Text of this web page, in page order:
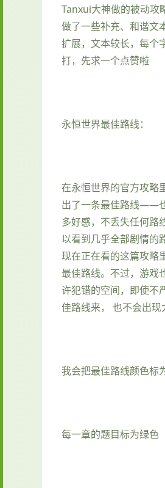
Tanxui大神做的被动攻
做了一些补充、和谐文
扩展，文本较长，每个
打，先求一个点赞啦
永恒世界最佳路线：
在永恒世界的官方攻略
出了一条最佳路线——
多好感，不丢失任何路
以看到几乎全部剧情的
现在正在看的这篇攻略
最佳路线。不过，游戏
许犯错的空间，即使不
佳路线来， 也不会出现
我会把最佳路线颜色标
每一章的题目标为绿色